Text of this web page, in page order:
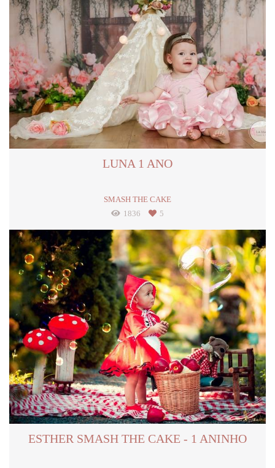
LUNA 1 ANO
SMASH THE CAKE
1836
5
ESTHER SMASH THE CAKE - 1 ANINHO